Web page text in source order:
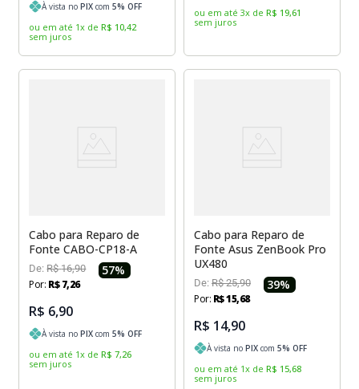
À vista noPIX com5% OFF
ou em até 1x de R$ 10,42
sem juros
ou em até 3x de R$ 19,61
sem juros
Cabo para Reparo de
Fonte CABO-CP18-A
De:R$ 16,90 57%
Por: R$ 7,26
R$ 6,90
À vista noPIX com5% OFF
ou em até 1x de R$ 7,26
sem juros
Cabo para Reparo de
Fonte Asus ZenBook Pro
UX480
De: R$ 25,90 39%
Por: R$15,68
R$ 14,90
À vista no PIX com 5% OFF
ou em até 1x de R$ 15,68
sem juros